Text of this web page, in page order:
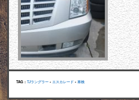
TAG : TJラングラー • エスカレード • 車検